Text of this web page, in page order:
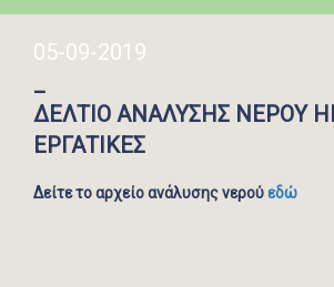
05-09-2019
_
ΔΕΛΤΙΟ ΑΝΑΛΥΣΗΣ ΝΕΡΟΥ
ΕΡΓΑΤΙΚΕΣ
Δείτε το αρχείο ανάλυσης νερούεδώ